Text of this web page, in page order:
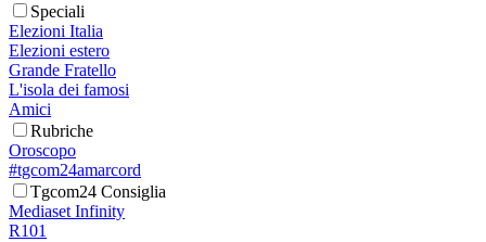
Speciali
Elezioni Italia
Elezioni estero
Grande Fratello
L'isola dei famosi
Amici
Rubriche
Oroscopo
#tgcom24amarcord
Tgcom24 Consiglia
Mediaset Infinity
R101